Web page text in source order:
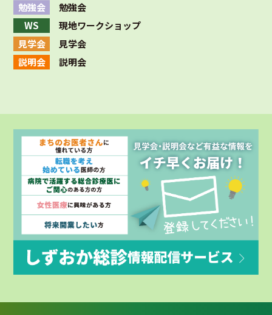
勉強会
勉強会
WS
現地ワークショップ
見学会
見学会
説明会
説明会